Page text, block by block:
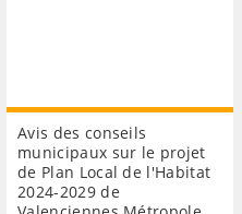
Avis des conseils
municipaux sur le projet
de Plan Local de l'Habitat
2024-2029 de